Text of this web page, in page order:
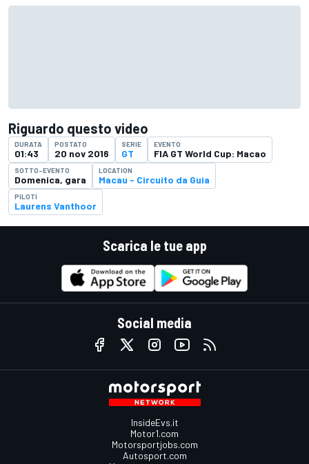
Riguardo questo video
DURATA
01:43
POSTATO
20 nov 2016
SERIE
GT
EVENTO
FIA GT World Cup: Macao
SOTTO-EVENTO
Domenica, gara
LOCATION
Macau - Circuito da Guia
PILOTI
Laurens Vanthoor
Scarica le tue app
Social media
InsideEvs.it
Motor1.com
Motorsportjobs.com
Autosport.com